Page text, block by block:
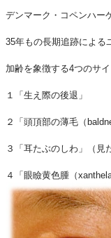
デンマーク・コペンハー
35年もの長期追跡による
加齢を象徴する4つのサ
１「生え際の後退」
２「頭頂部の薄毛（
３「耳たぶのしわ」（見
４「眼瞼黄色腫（